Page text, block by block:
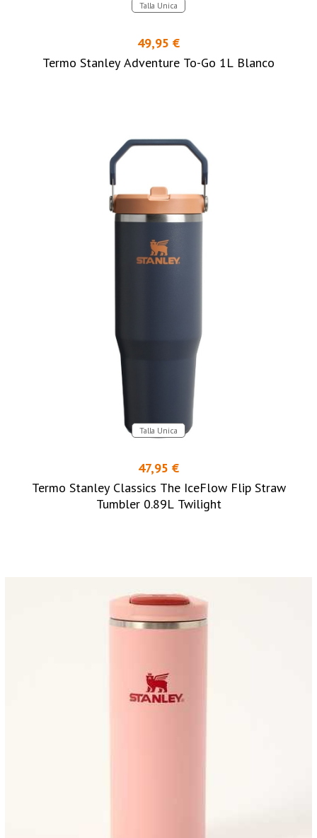
Talla Unica
49,95 €
Termo Stanley Adventure To-Go 1L Blanco
Talla Unica
47,95 €
Termo Stanley Classics The IceFlow Flip Straw
Tumbler 0.89L Twilight